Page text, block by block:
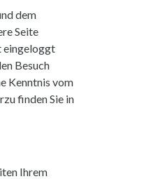
dem
Seite
eingeloggt
Besuch
Kenntnis vom
finden Sie in
Ihrem